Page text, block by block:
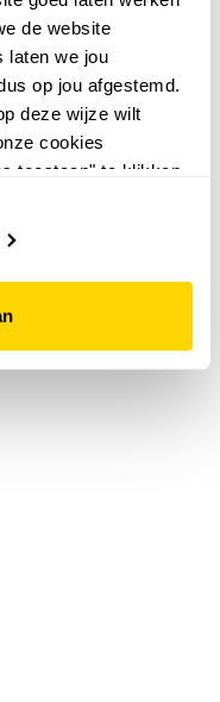
de website
laten we jou
op jou afgestemd.
deze wijze wilt
cookies
toestaan" te klikken.